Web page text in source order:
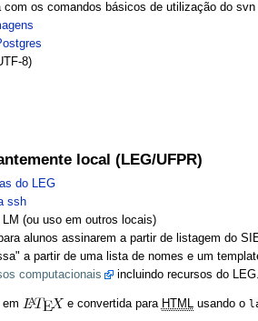
com os comandos básicos de utilização do svn
8)
local (LEG/UFPR)
do LEG
ssh
(ou uso em outros locais)
alunos assinarem a partir de listagem do
a partir de uma lista de nomes e um
computacionais
incluindo recursos do LEG.
e convertida para HTMLusando o